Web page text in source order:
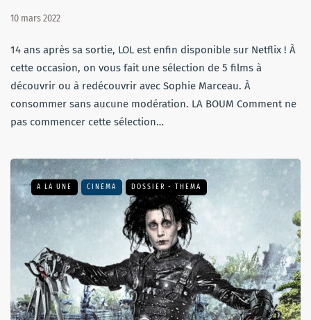
10 mars 2022
14 ans après sa sortie, LOL est enfin disponible sur Netflix ! À
cette occasion, on vous fait une sélection de 5 films à
découvrir ou à redécouvrir avec Sophie Marceau. À
consommer sans aucune modération. LA BOUM Comment ne
pas commencer cette sélection…
A LA UNE CINÉMA DOSSIER - THEMA